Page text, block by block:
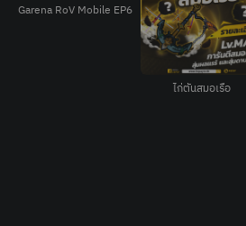
Garena RoV Mobile EP6
ไก่ตันสมอเรือ